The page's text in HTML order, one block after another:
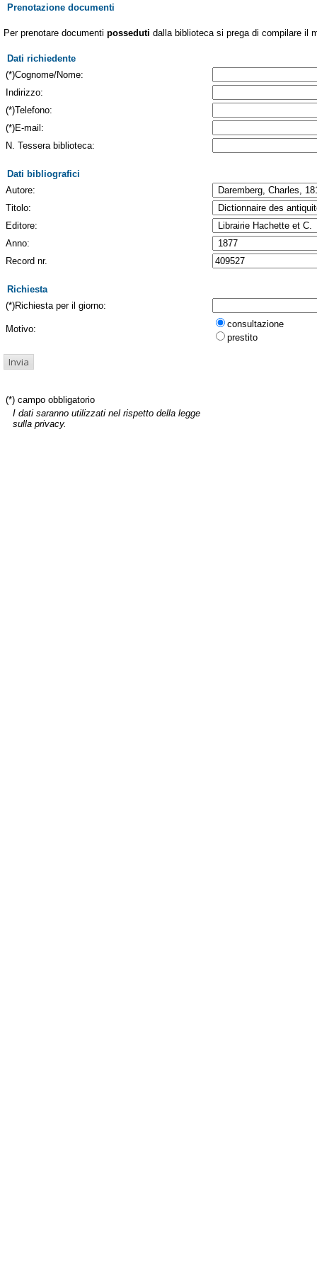
Prenotazione documenti
Per prenotare documenti posseduti dalla biblioteca si prega di compilare il
Dati richiedente
(*)Cognome/Nome:
Indirizzo:
(*)Telefono:
(*)E-mail:
N. Tessera biblioteca:
Dati bibliografici
Autore:
Titolo:
Editore:
Anno:
Record nr.
Richiesta
(*)Richiesta per il giorno:
Motivo:
consultazione
prestito
(*) campo obbligatorio
I dati saranno utilizzati nel rispetto della legge
sulla privacy.